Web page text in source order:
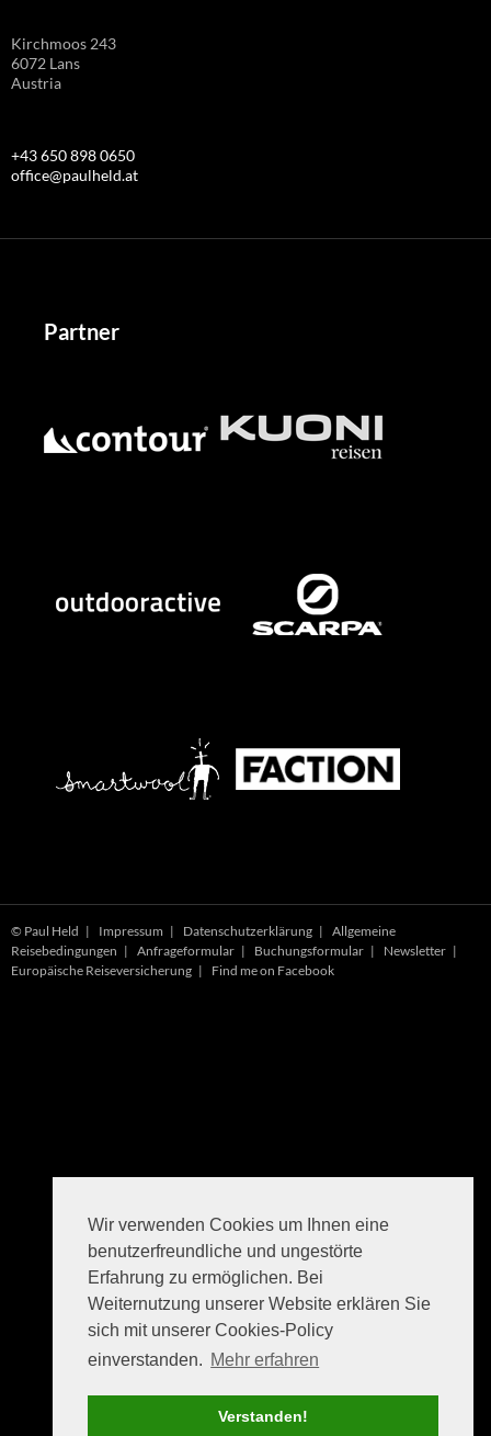
Wir verwenden Cookies um Ihnen eine
benutzerfreundliche und ungestörte
Erfahrung zu ermöglichen. Bei
Weiternutzung unserer Website erklären Sie
sich mit unserer Cookies-Policy
einverstanden. Mehr erfahren
Verstanden!
Kirchmoos 243
6072 Lans
Austria
+43 650 898 0650
office@paulheld.at
Partner
© Paul Held | Impressum | Datenschutzerklärung | Allgemeine
Reisebedingungen | Anfrageformular | Buchungsformular | Newsletter |
Europäische Reiseversicherung | Find me on Facebook